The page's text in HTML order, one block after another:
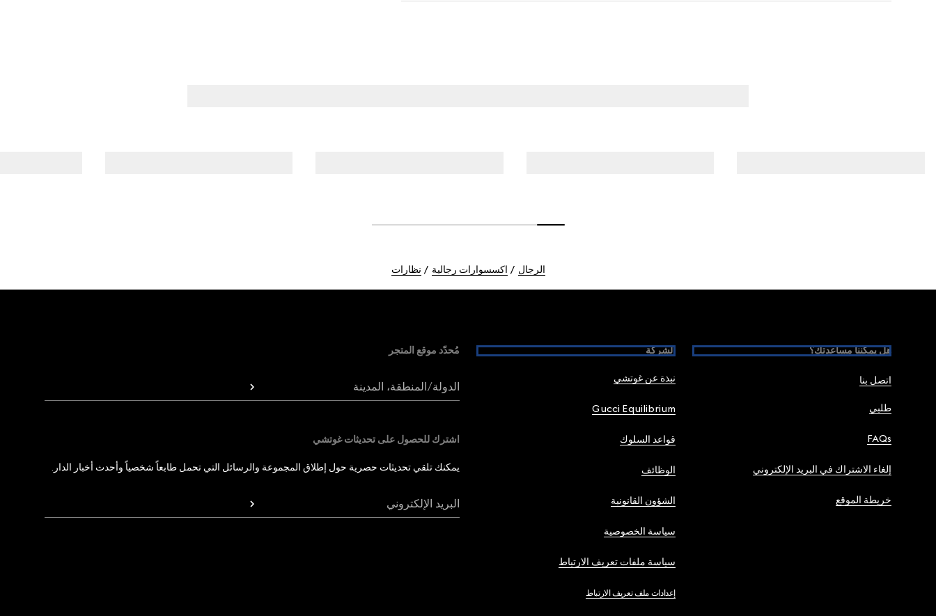
الرجال اكسسوارات رجالية نظارات
هل يمكننا مساعدتك؟
اتصل بنا
طلبي
FAQs
إلغاء الاشتراك في البريد الإلكتروني
خريطة الموقع
الشركة
نبذة عن غوتشي
Gucci Equilibrium
قواعد السلوك
الوظائف
الشؤون القانونية
سياسة الخصوصية
سياسة ملفات تعريف الارتباط
إعدادات ملف تعريف الارتباط
مُحدّد موقع المتجر
الدولة/المنطقة، المدينة
اشترك للحصول على تحديثات غوتشي
يمكنك تلقي تحديثات حصرية حول إطلاق المجموعة والرسائل التي تحمل طابعاً شخصياً وأحدث أخبار الدار.
البريد الإلكتروني